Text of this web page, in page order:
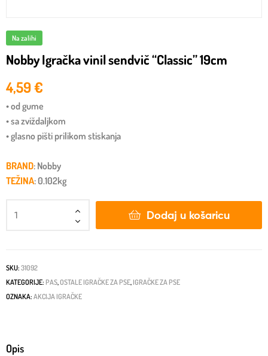
Na zalihi
Nobby Igračka vinil sendvič “Classic” 19cm
4,59€
• od gume
• sa zviždaljkom
• glasno pišti prilikom stiskanja
BRAND: Nobby
TEŽINA: 0.102kg
Dodaj u košaricu
SKU: 31092
KATEGORIJE: PAS,OSTALE IGRAČKE ZA PSE, IGRAČKE ZA PSE
OZNAKA: AKCIJA IGRAČKE
Opis